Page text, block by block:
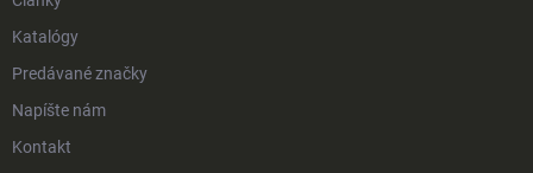
Katalógy
Predávané značky
Napíšte nám
Kontakt